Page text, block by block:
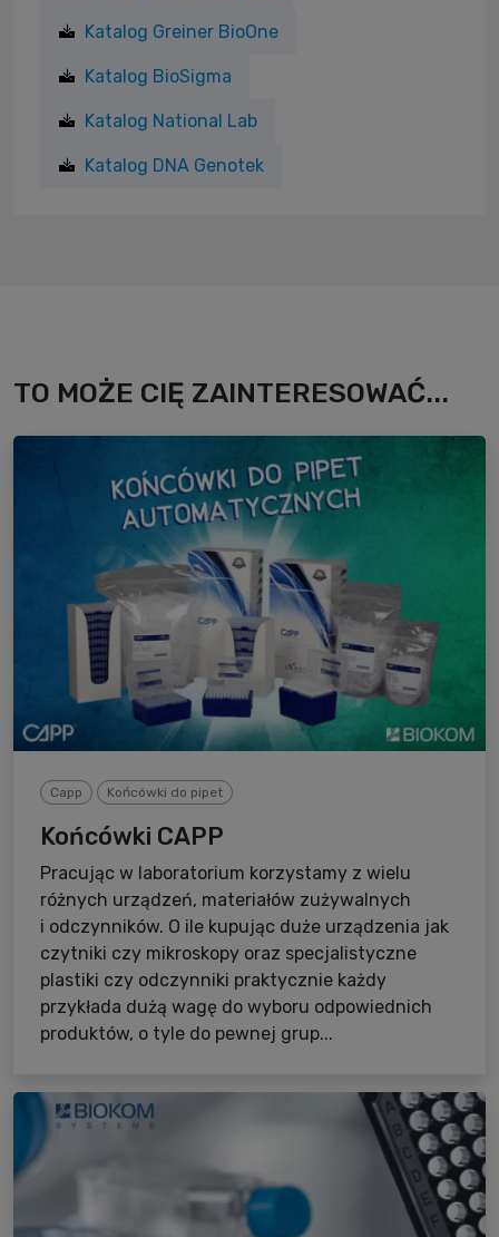
Katalog Greiner BioOne
Katalog BioSigma
Katalog National Lab
Katalog DNA Genotek
TO MOŻE CIĘ ZAINTERESOWAĆ...
Capp Końcówki do pipet
Końcówki CAPP
Pracując w laboratorium korzystamy z wielu
różnych urządzeń, materiałów zużywalnych
i odczynników. O ile kupując duże urządzenia jak
czytniki czy mikroskopy oraz specjalistyczne
plastiki czy odczynniki praktycznie każdy
przykłada dużą wagę do wyboru odpowiednich
produktów, o tyle do pewnej grup...